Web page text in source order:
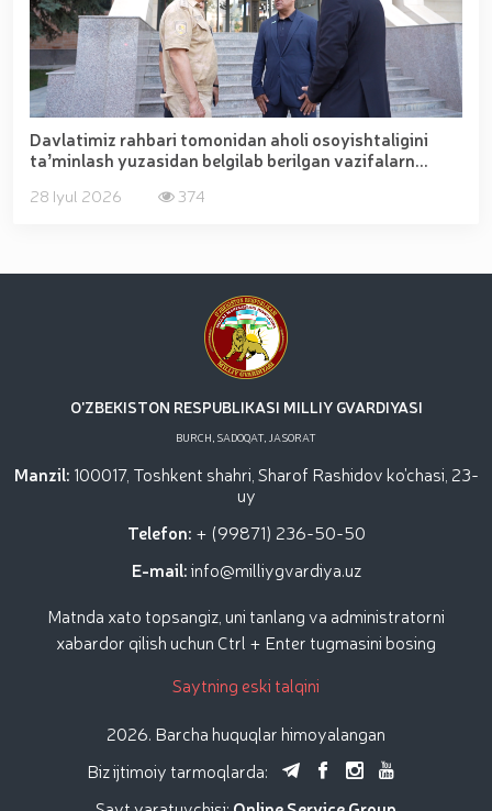
Davlatimiz rahbari tomonidan aholi osoyishtaligini
taʼminlash yuzasidan belgilab berilgan vazifalarn...
28 Iyul 2026 374
O'ZBEKISTON RESPUBLIKASI MILLIY GVARDIYASI
BURCH, SADOQAT, JASORAT
Manzil: 100017, Toshkent shahri, Sharof Rashidov ko'chasi, 23-
uy
Telefon: + (99871) 236-50-50
E-mail:info@milliygvardiya.uz
Matnda xato topsangiz, uni tanlang va administratorni
xabardor qilish uchun Ctrl + Enter tugmasini bosing
Saytning eski talqini
2026. Barcha huquqlar himoyalangan
Biz ijtimoiy tarmoqlarda: